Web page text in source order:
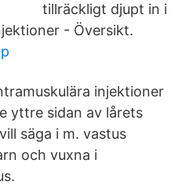
tillräckligt djupt in i
- Översikt.
injektioner
yttre sidan av lårets
säga i m. vastus
och vuxna i